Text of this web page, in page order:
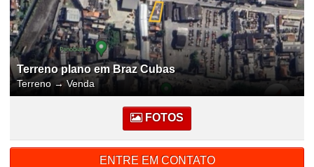
Terreno plano em Braz Cubas
Terreno →Venda
FOTOS
ENTRE EM CONTATO